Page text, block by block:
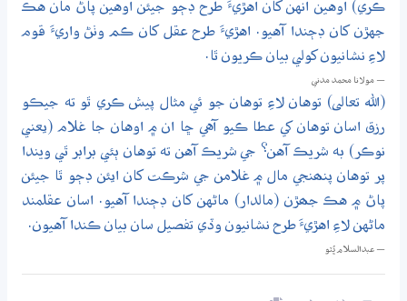
ڪري) اوهين انهن کان اهڙيءَ طرح ڊڄو جيئن اوهين پاڻ مان هڪ
جهڙن کان ڊڄندا آهيو. اهڙيءَ طرح عقل کان ڪم وٺڻ واريءَ قوم
لاءِ نشانيون کولي بيان ڪريون ٿا.
— مولانا محمد مدني
(الله تعالى) توهان لاءِ توهان جو ئي مثال پيش ڪري ٿو ته جيڪو
رزق اسان توهان کي عطا ڪيو آهي ڇا ان ۾ اوهان جا غلام (يعني
نوڪر) به شريڪ آهن؟ جي شريڪ آهن ته توهان ٻئي برابر ٿي ويندا
پر توهان پنھنجي مال ۾ غلامن جي شرڪت کان ايئن ڊڄو ٿا جيئن
پاڻ ۾ هڪ جھڙن (مالدار) ماڻهن کان ڊڄندا آهيو. اسان عقلمند
ماڻهن لاءِ اهڙيءَ طرح نشانيون وڏي تفصيل سان بيان ڪندا آهيون.
— عبدالسلام ڀُٽو